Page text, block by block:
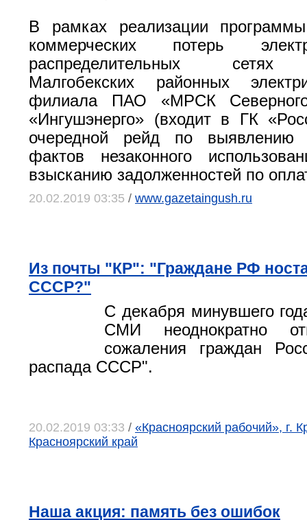
В рамках реализации
коммерческих потерь
распределительных сетях
Малгобекских районных
филиала ПАО «МРСК
«Ингушэнерго» (входит в ГК
очередной рейд по выявлению
фактов незаконного
взысканию задолженностей по
20.02.2019 03:35 / www.gazetaingush.ru
Из почты "КР": "Граждане РФ
СССР?"
С декабря минувшего
СМИ неоднократно
сожаления граждан
распада СССР".
20.02.2019 03:33 / «Красноярский рабочий», г.
Красноярский край
Наша акция: память без ошибок